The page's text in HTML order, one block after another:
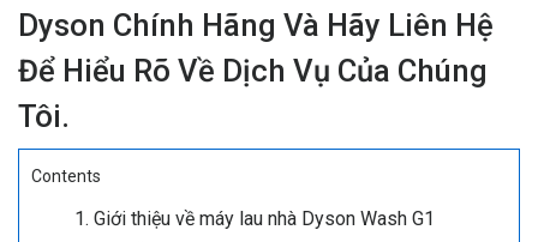
Dyson Chính Hãng Và Hãy Liên Hệ
Để Hiểu Rõ Về Dịch Vụ Của Chúng
Tôi.
Contents
Giới thiệu về máy lau nhà Dyson Wash G1